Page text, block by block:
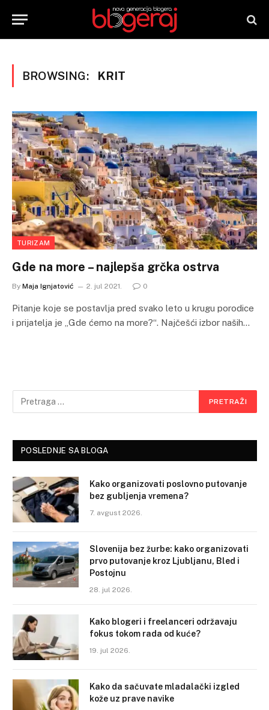
BROWSING: KRIT
TURIZAM
Gde na more – najlepša grčka ostrva
By Maja Ignjatović 2. jul 2021. 0
Pitanje koje se postavlja pred svako leto u krugu porodice
i prijatelja je „Gde ćemo na more?“. Najčešći izbor naših…
POSLEDNJE SA BLOGA
Kako organizovati poslovno putovanje
bez gubljenja vremena?
7. avgust 2026.
Slovenija bez žurbe: kako organizovati
prvo putovanje kroz Ljubljanu, Bled i
Postojnu
28. jul 2026.
Kako blogeri i freelanceri održavaju
fokus tokom rada od kuće?
19. jul 2026.
Kako da sačuvate mladalački izgled
kože uz prave navike